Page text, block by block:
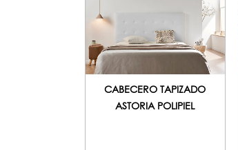
CABECERO TAPIZADO
ASTORIA POLIPIEL